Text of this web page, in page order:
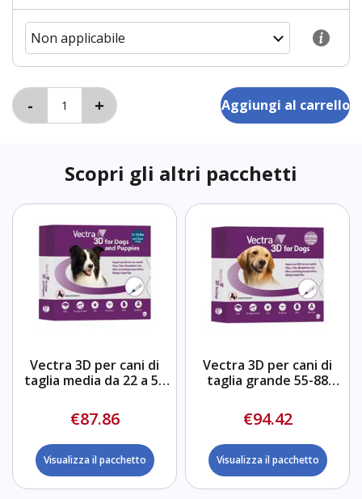
Scopri gli altri pacchetti
Vectra 3D per cani di
taglia media da 22 a 55
€87.86
Visualizza il pacchetto
Vectra 3D per cani di
taglia grande 55-88
€94.42
Visualizza il pacchetto